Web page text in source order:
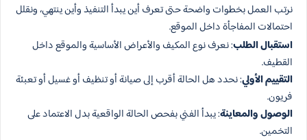
نرتب العمل بخطوات واضحة حتى تعرف أين يبدأ التنفيذ وأين ينتهي، ونقلل
احتمالات المفاجأة داخل الموقع.
استقبال الطلب: نعرف نوع المكيف والأعراض الأساسية والموقع داخل
القطيف.
التقييم الأولي: نحدد هل الحالة أقرب إلى صيانة أو تنظيف أو غسيل أو تعبئة
فريون.
الوصول والمعاينة: يبدأ الفني بفحص الحالة الواقعية بدل الاعتماد على
التخمين.